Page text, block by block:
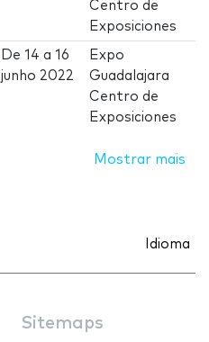
Centro de
Exposiciones
De14 a16
junho 2022
Expo
Guadalajara
Centro de
Exposiciones
Mostrar mais
Idioma
Sitemaps